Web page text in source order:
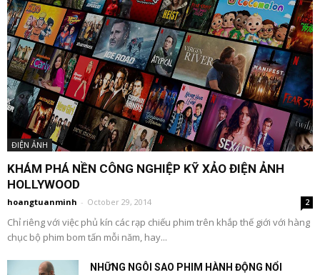
ĐIỆN ẢNH
KHÁM PHÁ NỀN CÔNG NGHIỆP KỸ XẢO ĐIỆN ẢNH
HOLLYWOOD
hoangtuanminh - October 29, 2014 2
Chỉ riêng với việc phủ kín các rạp chiếu phim trên khắp thế giới với hàng
chục bộ phim bom tấn mỗi năm, hay...
NHỮNG NGÔI SAO PHIM HÀNH ĐỘNG NỔI